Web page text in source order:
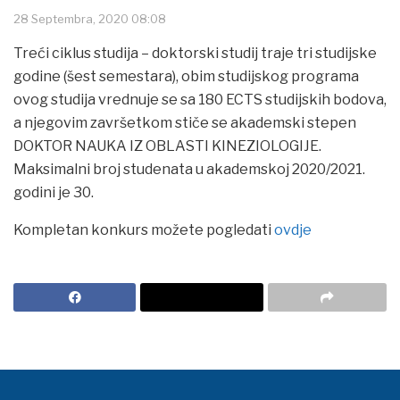
28 Septembra, 2020 08:08
Treći ciklus studija – doktorski studij traje tri studijske
godine (šest semestara), obim studijskog programa
ovog studija vrednuje se sa 180 ECTS studijskih bodova,
a njegovim završetkom stiče se akademski stepen
DOKTOR NAUKA IZ OBLASTI KINEZIOLOGIJE.
Maksimalni broj studenata u akademskoj 2020/2021.
godini je 30.
Kompletan konkurs možete pogledati ovdje